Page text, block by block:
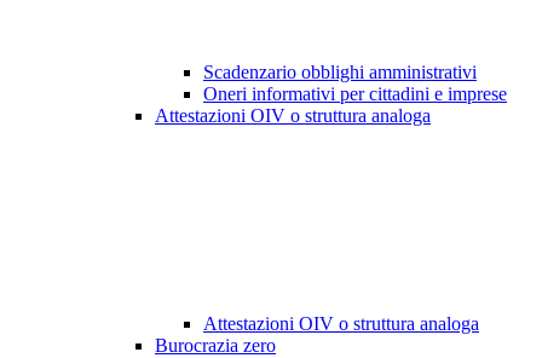
Scadenzario obblighi amministrativi
Oneri informativi per cittadini e imprese
Attestazioni OIV o struttura analoga
Attestazioni OIV o struttura analoga
Burocrazia zero